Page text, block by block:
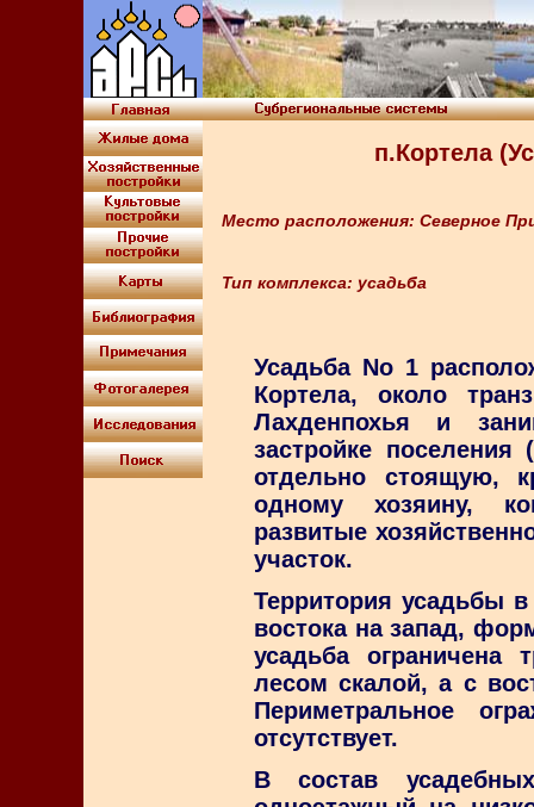
п.Кортела
Место расположения: Северное
Тип комплекса: усадьба
Усадьба Nо 1
Кортела, около
Лахденпохья и
застройке
отдельно стоящую,
одному хозяину,
развитые
участок.
Территория усадьбы
востока на запад,
усадьба ограничена
лесом скалой, а с
Периметральное
отсутствует.
В состав